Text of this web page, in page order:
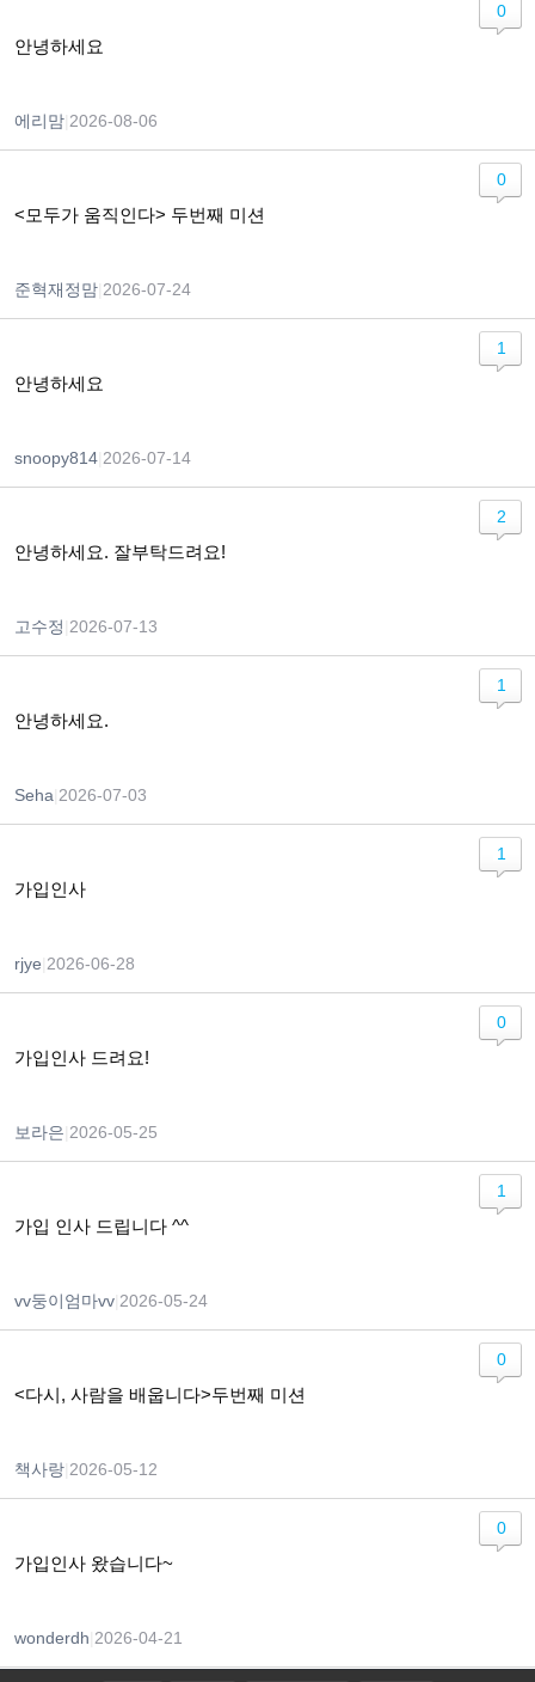
안녕하세요
에리맘 2026-08-06
0
<모두가 움직인다> 두번째 미션
준혁재정맘 2026-07-24
0
안녕하세요
snoopy814 2026-07-14
1
안녕하세요. 잘부탁드려요!
고수정 2026-07-13
2
안녕하세요.
Seha 2026-07-03
1
가입인사
rjye 2026-06-28
1
가입인사 드려요!
보라은 2026-05-25
0
가입 인사 드립니다 ^^
vv둥이엄마vv 2026-05-24
1
<다시, 사람을 배웁니다>두번째 미션
책사랑 2026-05-12
0
가입인사 왔습니다~
wonderdh 2026-04-21
0